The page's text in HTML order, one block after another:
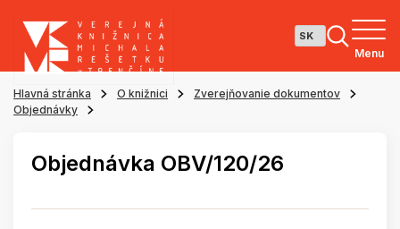
Menu
Hlavná stránka O knižnici
Zverejňovanie dokumentov
Objednávky
Objednávka OBV/120/26